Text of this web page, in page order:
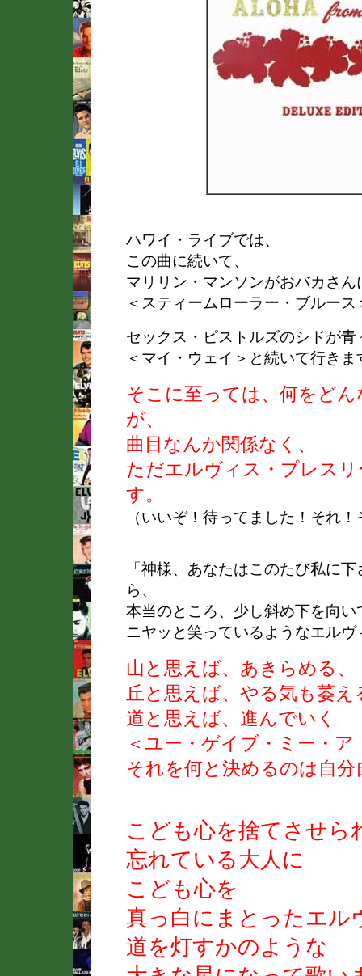
ハワイ・ライブでは、
この曲に続いて、
マリリン・マンソンがおバカさ
＜スティームローラー・ブルース
セックス・ピストルズのシドが青
＜マイ・ウェイ＞と続いて行きま
そこに至っては、何をど
が、
曲目なんか関係なく、
ただエルヴィス・プレス
す。
（いいぞ！待ってました！それ
「神様、あなたはこのたび私に
ら、
本当のところ、少し斜め下を向い
ニヤッと笑っているようなエル
山と思えば、あきらめる、
丘と思えば、やる気も萎え
道と思えば、進んでいく
＜ユー・ゲイブ・ミー・
それを何と決めるのは自分
こども心を捨てさせら
忘れている大人に
こども心を
真っ白にまとったエル
道を灯すかのような